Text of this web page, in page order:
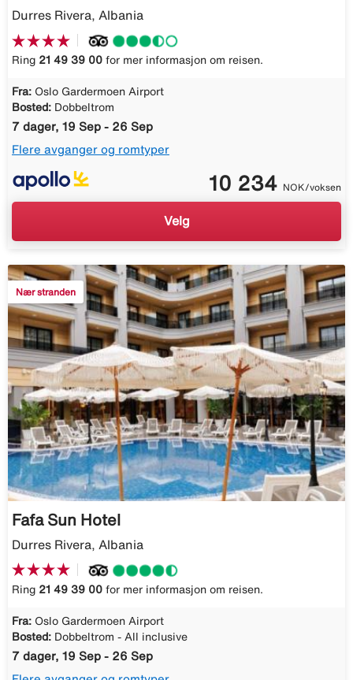
Durres Rivera, Albania
Ring 21 49 39 00 for mer informasjon om reisen.
Fra: Oslo Gardermoen Airport
Bosted: Dobbeltrom
7 dager, 19 Sep - 26 Sep
Flere avganger og romtyper
10 234 NOK/voksen
Velg
Nær stranden
Fafa Sun Hotel
Durres Rivera, Albania
Ring 21 49 39 00 for mer informasjon om reisen.
Fra: Oslo Gardermoen Airport
Bosted: Dobbeltrom - All inclusive
7 dager, 19 Sep - 26 Sep